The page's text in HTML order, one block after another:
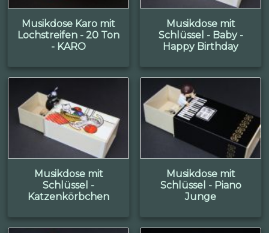
Musikdose Karo mit
Lochstreifen - 20 Ton
- KARO
Musikdose mit
Schlüssel - Baby -
Happy Birthday
Musikdose mit
Schlüssel -
Katzenkörbchen
Musikdose mit
Schlüssel - Piano
Junge